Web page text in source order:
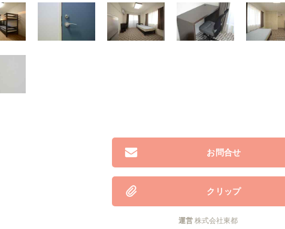
お問合せ
クリップ
運営 株式会社東都